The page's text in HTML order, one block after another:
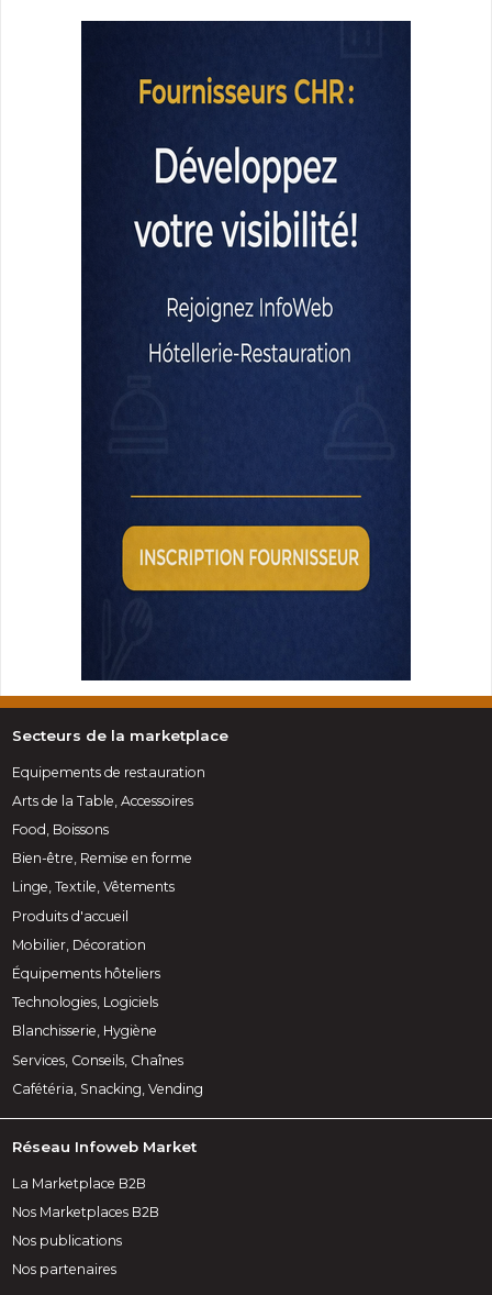
Secteurs de la marketplace
Equipements de restauration
Arts de la Table, Accessoires
Food, Boissons
Bien-être, Remise en forme
Linge, Textile, Vêtements
Produits d'accueil
Mobilier, Décoration
Équipements hôteliers
Technologies, Logiciels
Blanchisserie, Hygiène
Services, Conseils, Chaînes
Cafétéria, Snacking, Vending
Réseau Infoweb Market
La Marketplace B2B
Nos Marketplaces B2B
Nos publications
Nos partenaires